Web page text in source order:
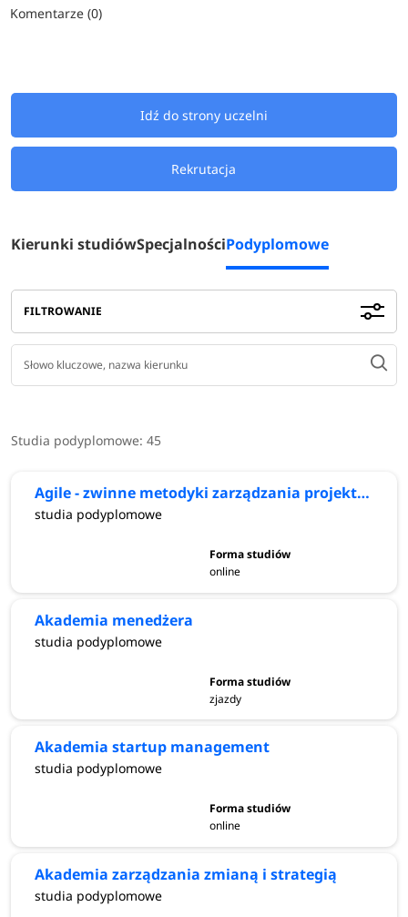
Komentarze (0)
Idź do strony uczelni
Rekrutacja
Kierunki studiówSpecjalnościPodyplomowe
FILTROWANIE
Studia podyplomowe: 45
Agile - zwinne metodyki zarządzania projektami
studia podyplomowe
online
Akademia menedżera
studia podyplomowe
zjazdy
Akademia startup management
studia podyplomowe
online
Akademia zarządzania zmianą i strategią
studia podyplomowe